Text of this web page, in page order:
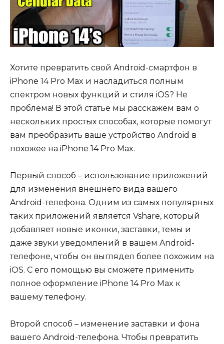
Хотите превратить свой Android-смартфон в
iPhone 14 Pro Max и насладиться полным
спектром новых функций и стиля iOS? Не
проблема! В этой статье мы расскажем вам о
нескольких простых способах, которые помогут
вам преобразить ваше устройство Android в
похожее на iPhone 14 Pro Max.
Первый способ – использование приложений
для изменения внешнего вида вашего
Android-телефона. Одним из самых популярных
таких приложений является Vshare, который
добавляет новые иконки, заставки, темы и
даже звуки уведомлений в вашем Android-
телефоне, чтобы он выглядел более похожим на
iOS. С его помощью вы сможете применить
полное оформление iPhone 14 Pro Max к
вашему телефону.
Второй способ – изменение заставки и фона
вашего Android-телефона. Чтобы превратить